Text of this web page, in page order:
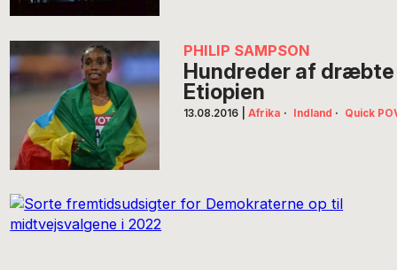
PHILIP SAMPSON
Hundreder af
Etiopien
13.08.2016 Afrika · Indland · Quick